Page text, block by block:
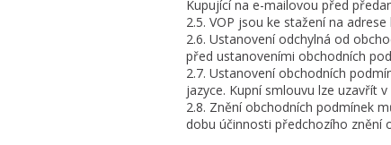
Kupující na e-mailovou před
2.5. VOP jsou ke stažení na
2.6. Ustanovení odchylná od
před ustanoveními obchodních
2.7. Ustanovení obchodních
jazyce. Kupní smlouvu lze uzavřít
2.8. Znění obchodních podmínek
dobu účinnosti předchozího znění